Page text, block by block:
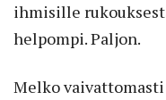
ihmisille
helpompi. Paljon.
Melko